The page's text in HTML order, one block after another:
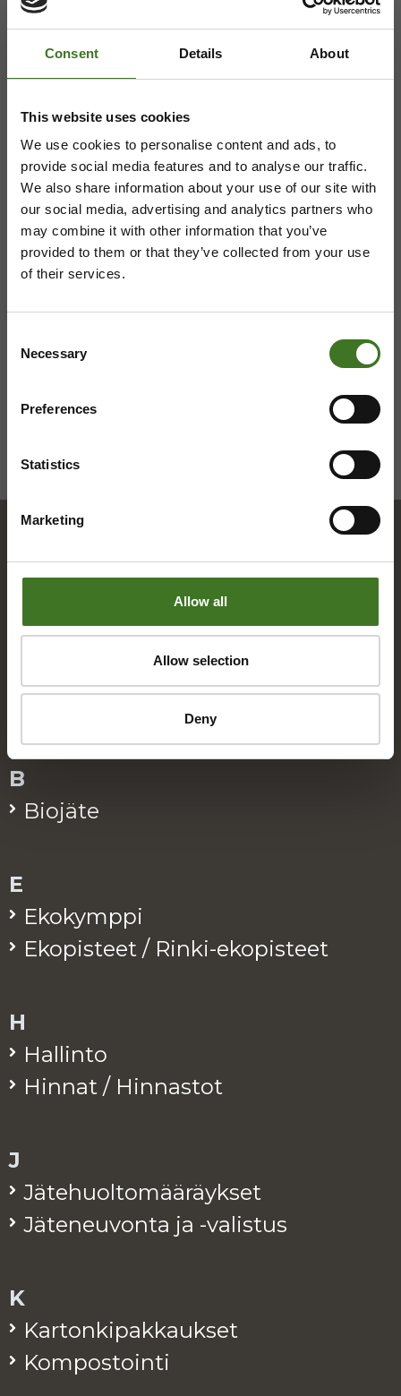
Consent Details About
This website uses cookies
We use cookies to personalise content and ads, to
provide social media features and to analyse our traffic.
We also share information about your use of our site with
our social media, advertising and analytics partners who
may combine it with other information that you’ve
provided to them or that they’ve collected from your use
of their services.
Selection
Necessary
Preferences
Statistics
Marketing
Allow all
Allow selection
Deny
Avoinna arkisin 9 - 17
044 710 0425, majasaari@ekokymppi.fi
Avoinna ma 8 - 18, ti - pe 8 - 16
Saavutettavuusseloste
Hakemisto
A
Alue­ke­räys­pis­teet
B
Bio­jä­te
E
Eko­kymp­pi
Eko­pis­teet / Rinki-eko­pis­teet
H
Hal­lin­to
Hin­nat / Hin­nas­tot
J
Jä­te­huol­to­mää­räyk­set
Jä­te­neu­von­ta ja -va­lis­tus
K
Kar­ton­ki­pak­kauk­set
Kom­pos­toin­ti